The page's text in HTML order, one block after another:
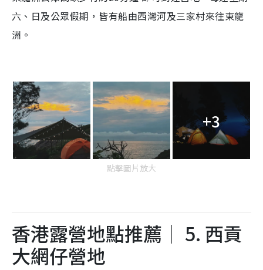
六、日及公眾假期，皆有船由西灣河及三家村來往東龍
洲。
+3
點擊圖片放大
香港露營地點推薦｜ 5. 西貢
大網仔營地